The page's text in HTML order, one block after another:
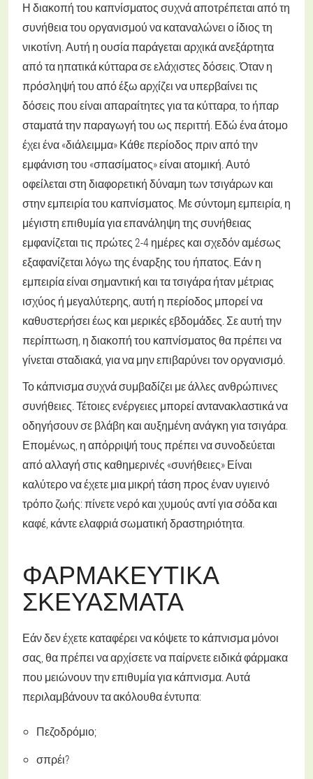
Η διακοπή του καπνίσματος συχνά αποτρέπεται από τη
συνήθεια του οργανισμού να καταναλώνει ο ίδιος τη
νικοτίνη. Αυτή η ουσία παράγεται αρχικά ανεξάρτητα
από τα ηπατικά κύτταρα σε ελάχιστες δόσεις. Όταν η
πρόσληψή του από έξω αρχίζει να υπερβαίνει τις
δόσεις που είναι απαραίτητες για τα κύτταρα, το ήπαρ
σταματά την παραγωγή του ως περιττή. Εδώ ένα άτομο
έχει ένα «διάλειμμα» Κάθε περίοδος πριν από την
εμφάνιση του «σπασίματος» είναι ατομική. Αυτό
οφείλεται στη διαφορετική δύναμη των τσιγάρων και
στην εμπειρία του καπνίσματος. Με σύντομη εμπειρία, η
μέγιστη επιθυμία για επανάληψη της συνήθειας
εμφανίζεται τις πρώτες 2-4 ημέρες και σχεδόν αμέσως
εξαφανίζεται λόγω της έναρξης του ήπατος. Εάν η
εμπειρία είναι σημαντική και τα τσιγάρα ήταν μέτριας
ισχύος ή μεγαλύτερης, αυτή η περίοδος μπορεί να
καθυστερήσει έως και μερικές εβδομάδες. Σε αυτή την
περίπτωση, η διακοπή του καπνίσματος θα πρέπει να
γίνεται σταδιακά, για να μην επιβαρύνει τον οργανισμό.
Το κάπνισμα συχνά συμβαδίζει με άλλες ανθρώπινες
συνήθειες. Τέτοιες ενέργειες μπορεί αντανακλαστικά να
οδηγήσουν σε βλάβη και αυξημένη ανάγκη για τσιγάρα.
Επομένως, η απόρριψή τους πρέπει να συνοδεύεται
από αλλαγή στις καθημερινές «συνήθειες» Είναι
καλύτερο να έχετε μια μικρή τάση προς έναν υγιεινό
τρόπο ζωής: πίνετε νερό και χυμούς αντί για σόδα και
καφέ, κάντε ελαφριά σωματική δραστηριότητα.
ΦΑΡΜΑΚΕΥΤΙΚΆ
ΣΚΕΥΆΣΜΑΤΑ
Εάν δεν έχετε καταφέρει να κόψετε το κάπνισμα μόνοι
σας, θα πρέπει να αρχίσετε να παίρνετε ειδικά φάρμακα
που μειώνουν την επιθυμία για κάπνισμα. Αυτά
περιλαμβάνουν τα ακόλουθα έντυπα:
Πεζοδρόμιο;
σπρέι?